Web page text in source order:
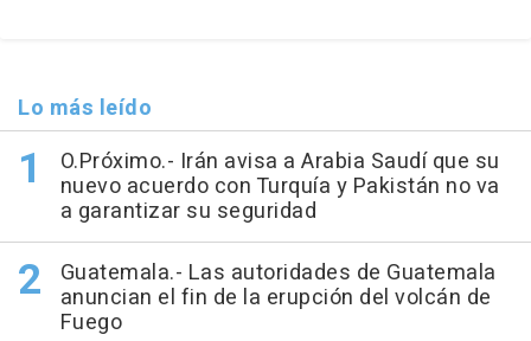
Lo más leído
O.Próximo.- Irán avisa a Arabia Saudí que su
nuevo acuerdo con Turquía y Pakistán no va
a garantizar su seguridad
Guatemala.- Las autoridades de Guatemala
anuncian el fin de la erupción del volcán de
Fuego